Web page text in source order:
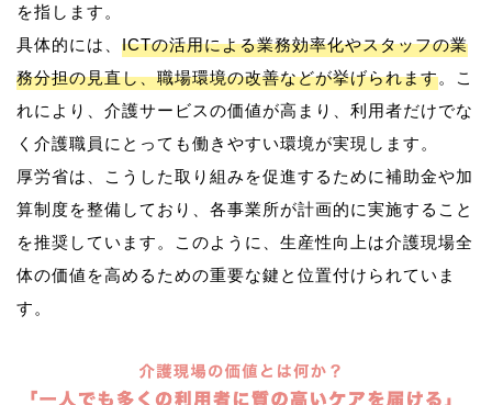
を指します。
具体的には、 ICTの活用による業務効率化やスタッフの業
務分担の見直し、職場環境の改善などが挙げられます。こ
れにより、介護サービスの価値が高まり、利用者だけでな
く介護職員にとっても働きやすい環境が実現します。
厚労省は、こうした取り組みを促進するために補助金や加
算制度を整備しており、各事業所が計画的に実施すること
を推奨しています。このように、生産性向上は介護現場全
体の価値を高めるための重要な鍵と位置付けられていま